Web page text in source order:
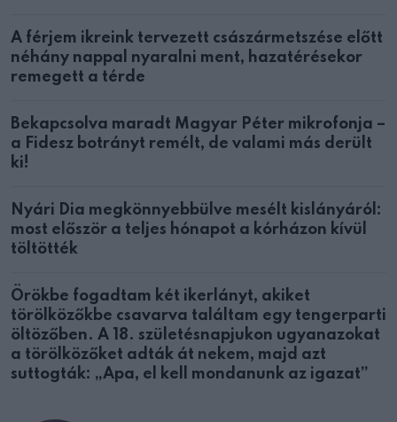
A férjem ikreink tervezett császármetszése előtt
néhány nappal nyaralni ment, hazatérésekor
remegett a térde
Bekapcsolva maradt Magyar Péter mikrofonja –
a Fidesz botrányt remélt, de valami más derült
ki!
Nyári Dia megkönnyebbülve mesélt kislányáról:
most először a teljes hónapot a kórházon kívül
töltötték
Örökbe fogadtam két ikerlányt, akiket
törölközőkbe csavarva találtam egy tengerparti
öltözőben. A 18. születésnapjukon ugyanazokat
a törölközőket adták át nekem, majd azt
suttogták: „Apa, el kell mondanunk az igazat”